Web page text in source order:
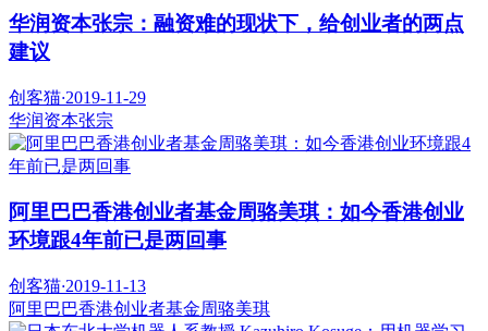
华润资本张宗：融资难的现状下，给创业者的两点
建议
创客猫·2019-11-29
华润资本张宗
阿里巴巴香港创业者基金周骆美琪：如今香港创业
环境跟4年前已是两回事
创客猫·2019-11-13
阿里巴巴香港创业者基金周骆美琪